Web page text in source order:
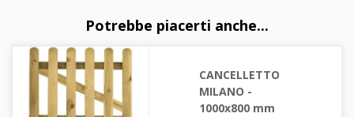
Potrebbe piacerti anche...
CANCELLETTO
MILANO -
1000x800 mm